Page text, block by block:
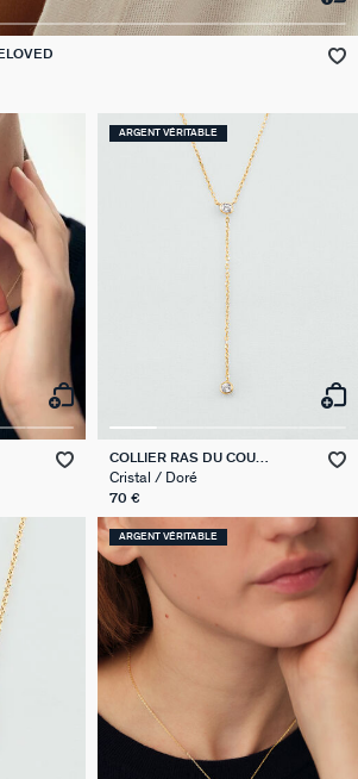
ARGENT VÉRITABLE
COLLIER RAS DU COU
BRILLANT
Cristal / Doré
70 €
ARGENT VÉRITABLE